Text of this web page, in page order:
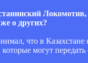
Локомотив,
о других?
что в Казахстане
могут